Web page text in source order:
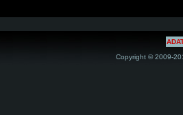
Copyright © 2009-